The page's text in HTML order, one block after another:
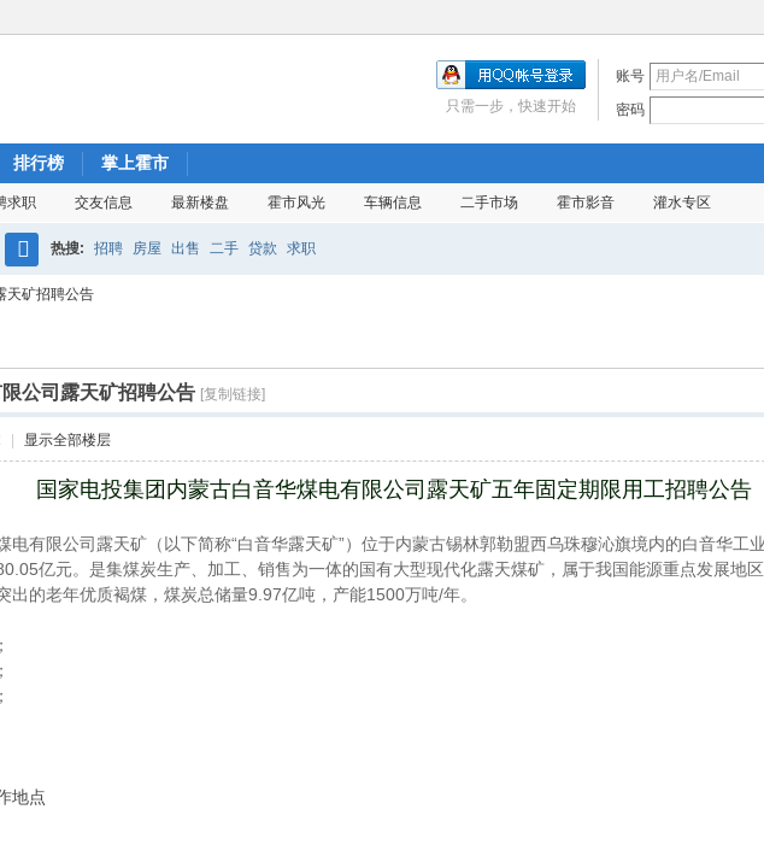
账号
密码
只需一步，快速开始
排行榜 掌上霍市
求职 交友信息 最新楼盘 霍市风光 车辆信息 二手市场 霍市影音 灌水专区
搜
热搜: 招聘 房屋 出售 二手 贷款 求职
天矿招聘公告
公司露天矿招聘公告 [复制链接]
显示全部楼层
国家电投集团内蒙古白音华煤电有限公司露天矿五年固定期限用工招聘公告
电有限公司露天矿（以下简称“白音华露天矿”）位于内蒙古锡林郭勒盟西乌珠穆沁旗境内的白音华工
亿元。是集煤炭生产、加工、销售为一体的国有大型现代化露天煤矿，属于我国能源重点发展地
出的老年优质褐煤，煤炭总储量9.97亿吨，产能1500万吨/年。
地点